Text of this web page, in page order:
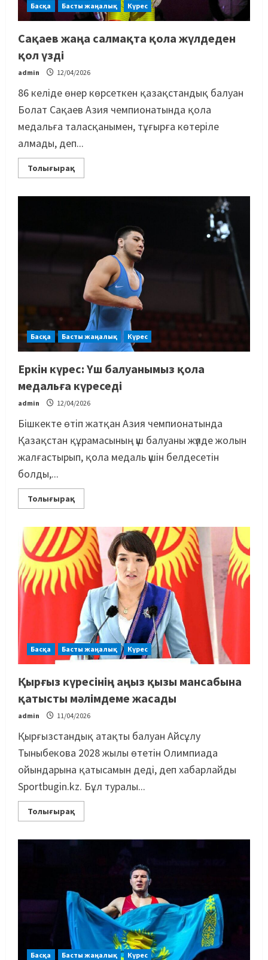
Басқа Басты жаңалық Күрес
Сақаев жаңа салмақта қола жүлдеден
қол үзді
admin 12/04/2026
86 келіде өнер көрсеткен қазақстандық балуан
Болат Сақаев Азия чемпионатында қола
медальға таласқанымен, тұғырға көтеріле
алмады, деп...
Толығырақ
Басқа Басты жаңалық Күрес
Еркін күрес: Үш балуанымыз қола
медальға күреседі
admin 12/04/2026
Бішкекте өтіп жатқан Азия чемпионатында
Қазақстан құрамасының үш балуаны жүлде жолын
жалғастырып, қола медаль үшін белдесетін
болды,...
Толығырақ
Басқа Басты жаңалық Күрес
Қырғыз күресінің аңыз қызы мансабына
қатысты мәлімдеме жасады
admin 11/04/2026
Қырғызстандық атақты балуан Айсұлу
Тыныбекова 2028 жылы өтетін Олимпиада
ойындарына қатысамын деді, деп хабарлайды
Sportbugin.kz. Бұл туралы...
Толығырақ
Басқа Басты жаңалық Күрес